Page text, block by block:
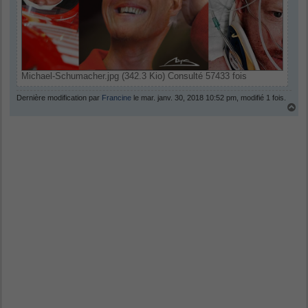
Michael-Schumacher.jpg (342.3 Kio) Consulté 57433 fois
Dernière modification par Francine le mar. janv. 30, 2018 10:52 pm, modifié 1 fois.